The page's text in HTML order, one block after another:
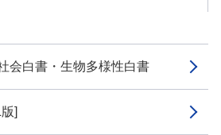
会白書・生物多様性白書
]